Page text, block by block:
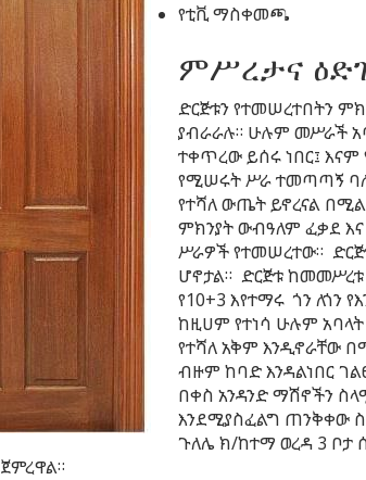
የቲቪ ማስቀመጫ
ምሥረታና
ድርጅቱን የተመሠረተበትን
ያብራራሉ። ሁሉም መሥራች
ተቀጥረው ይሰሩ ነበር፤ እናም
የሚሠሩት ሥራ ተመጣጣኝ
የተሻለ ውጤት ይኖረናል
ምክንያት ውብዓለም ፈቃደ
ሥራዎች የተመሠረተው።
ሆኖታል። ድርጅቱ
የ10+3 እየተማሩ ጎን ለጎን
ከዚሀም የተነሳ ሁሉም
የተሻለ አቅም እንዲኖራቸው
ብዙም ከባድ እንዳልነበር
በቀስ አንዳንድ ማሽኖችን
እንደሚያስፈልግ ጠንቅቀው
ጉለሌ ክ/ከተማ ወረዳ 3